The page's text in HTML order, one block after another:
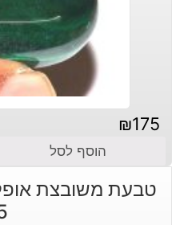
₪175
הוסף לסל
טבעת משובצת